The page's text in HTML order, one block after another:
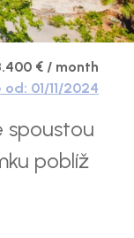
€ / month
od: 01/11/2024
spoustou
poblíž